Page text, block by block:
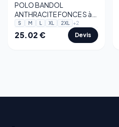
POLO BANDOL
ANTHRACITE FONCE S à
2XL
S M L XL 2XL +2
25.02€ Devis